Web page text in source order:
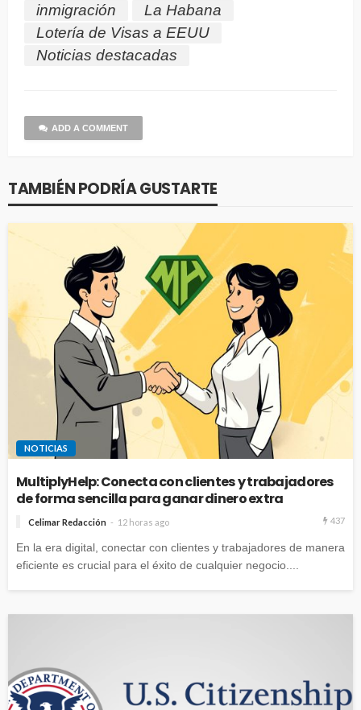
inmigración
La Habana
Lotería de Visas a EEUU
Noticias destacadas
ADD A COMMENT
TAMBIÉN PODRÍA GUSTARTE
NOTICIAS
MultiplyHelp: Conecta con clientes y trabajadores
de forma sencilla para ganar dinero extra
Celimar Redacción 12 horas ago 437
En la era digital, conectar con clientes y trabajadores de manera
eficiente es crucial para el éxito de cualquier negocio....